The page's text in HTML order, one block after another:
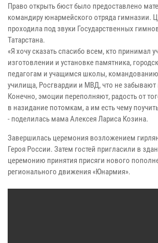
Право открыть бюст было предоставлено
командиру юнармейского отряда гимназии.
проходила под звуки Государственных
Татарстана.
«Я хочу сказать спасибо всем, кто принимал
изготовлении и установке памятника,
педагогам и учащимся школы,
училища, Росгвардии и МВД, что не
Конечно, эмоции переполняют, радость от
в назидание потомкам, а им есть чему
- поделилась мама Алексея Лариса Козина.
Завершилась церемония возложением
Героя России. Затем гостей пригласили в
церемонию принятия присяги нового
регионального движения «Юнармия».